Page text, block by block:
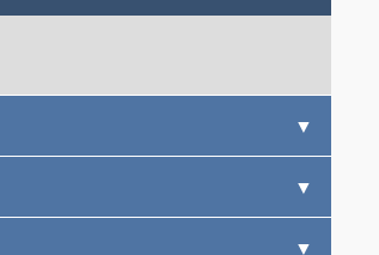
▼
▼
▼